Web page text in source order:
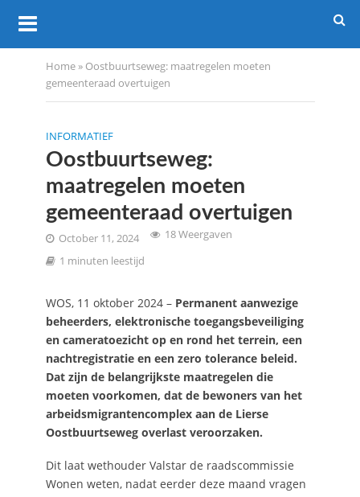
Home» Oostbuurtseweg: maatregelen moeten
gemeenteraad overtuigen
INFORMATIEF
Oostbuurtseweg:
maatregelen moeten
gemeenteraad overtuigen
October 11, 2024
18 Weergaven
1 minuten leestijd
WOS, 11 oktober 2024 – Permanent aanwezige
beheerders, elektronische toegangsbeveiliging
en cameratoezicht op en rond het terrein, een
nachtregistratie en een zero tolerance beleid.
Dat zijn de belangrijkste maatregelen die
moeten voorkomen, dat de bewoners van het
arbeidsmigrantencomplex aan de Lierse
Oostbuurtseweg overlast veroorzaken.
Dit laat wethouder Valstar de raadscommissie
Wonen weten, nadat eerder deze maand vragen